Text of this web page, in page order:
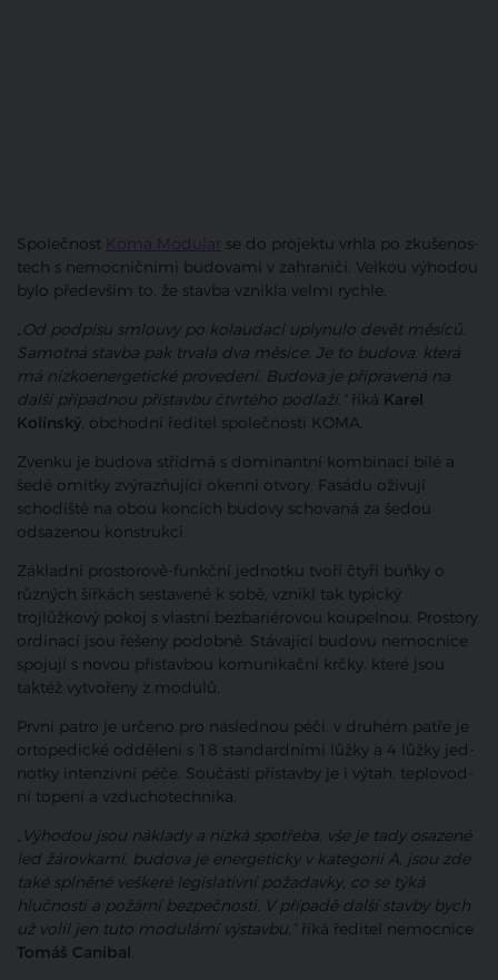
Společnost Koma Modular
se do projektu vrhla po zku­še­nos­
tech s nemoc­nič­ní­mi budo­va­mi v zahra­ni­čí. Velkou výhodou
bylo především to, že stavba vznikla velmi rychle.
„Od podpisu smlouvy po kolaudaci uplynulo devět měsíců.
Samotná stavba pak trvala dva měsíce. Je to budova, která
má nízkoenergetické provedení. Budova je připravená na
další případnou přístavbu čtvrtého podlaží,“ říká Karel
Kolínský, obchodní ředitel společnosti KOMA.
Zvenku je budova střídmá s dominantní kombinací bílé a
šedé omítky zvýrazňující okenní otvory. Fasádu oživují
schodiště na obou koncích budovy schovaná za šedou
odsazenou konstrukci.
Základní prostorově-funkční jednotku tvoří čtyři buňky o
různých šířkách sestavené k sobě, vznikl tak typický
trojlůžkový pokoj s vlastní bezbariérovou koupelnou. Prostory
ordinací jsou řešeny podobně. Stávající budovu nemocnice
spojují s novou přístavbou komunikační krčky, které jsou
taktéž vytvořeny z modulů.
Prv­ní patro je urče­no pro násled­nou péči, v dru­hém pat­ře je
orto­pe­dic­ké oddě­le­ní s 18 stan­dard­ní­mi lůž­ky a 4 lůž­ky jed­
not­ky inten­ziv­ní péče. Sou­čás­tí přístavby je i výtah, tep­lo­vod­
ní tope­ní a vzduchotechnika.
„Výhodou jsou náklady a nízká spotřeba, vše je tady osazené
led žárovkami, budova je energeticky v kategorii A, jsou zde
také splněné veškeré legislativní požadavky, co se týká
hlučnosti a požární bezpečnosti. V případě další stavby bych
už volil jen tuto modulární výstavbu,“ říká ředitel nemocnice
Tomáš Canibal.